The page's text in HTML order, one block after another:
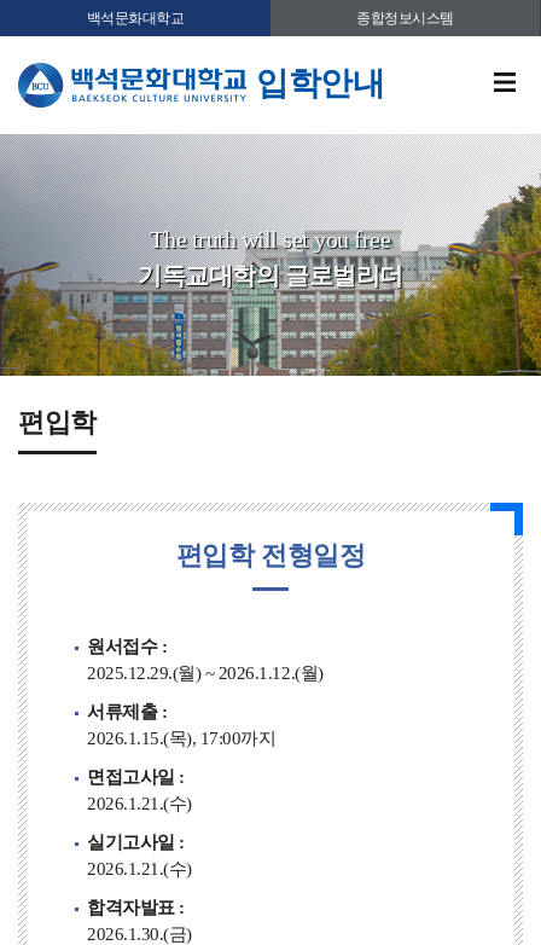
백석문화대학교 종합정보시스템
입학안내
The truth will set you free
기독교대학의 글로벌리더
편입학
편입학 전형일정
원서접수 :
2025.12.29.(월) ~ 2026.1.12.(월)
서류제출 :
2026.1.15.(목), 17:00까지
면접고사일 :
2026.1.21.(수)
실기고사일 :
2026.1.21.(수)
합격자발표 :
2026.1.30.(금)